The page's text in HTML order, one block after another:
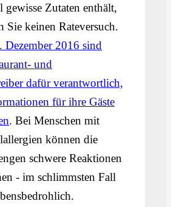
gewisse Zutaten enthält,
Sie keinen Rateversuch.
Dezember 2016 sind
und
dafür verantwortlich,
für ihre Gäste
. Bei Menschen mit
können die
schwere Reaktionen
- im schlimmsten Fall